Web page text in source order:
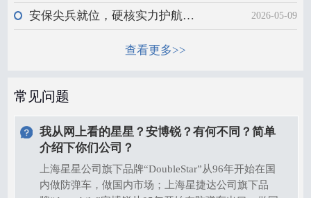
安保尖兵就位，硬核实力护航高端出行 2026-05-09
查看更多>>
常见问题
我从网上看的星星？安博锐？有何不同？简单
介绍下你们公司？
上海星星公司旗下品牌“DoubleStar”从96年开始在国
内做防弹车，做国内市场；上海星捷达公司旗下品